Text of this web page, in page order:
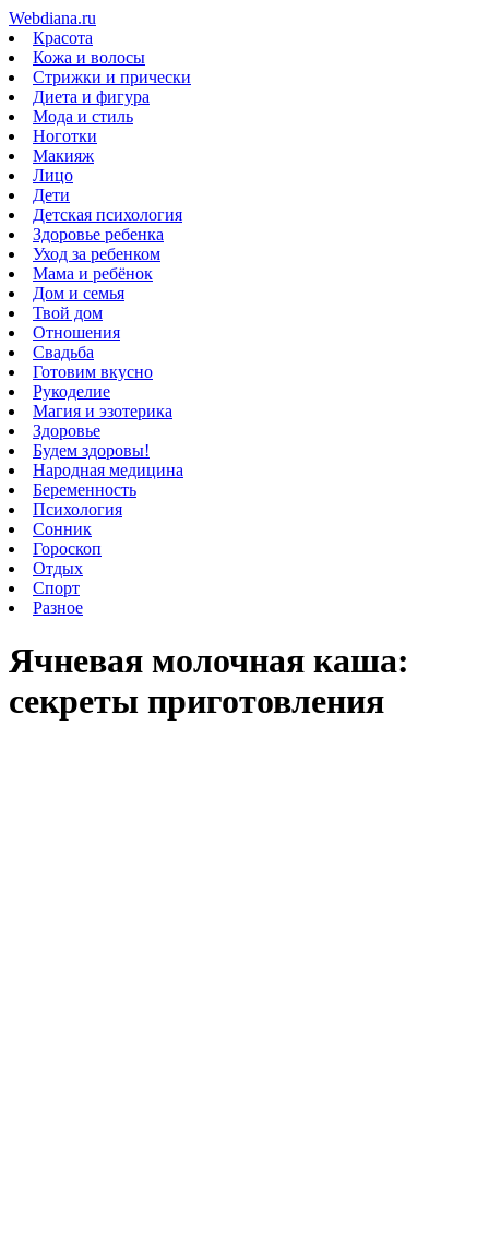
Webdiana.ru
Красота
Кожа и волосы
Стрижки и прически
Диета и фигура
Мода и стиль
Ноготки
Макияж
Лицо
Дети
Детская психология
Здоровье ребенка
Уход за ребенком
Мама и ребёнок
Дом и семья
Твой дом
Отношения
Свадьба
Готовим вкусно
Рукоделие
Магия и эзотерика
Здоровье
Будем здоровы!
Народная медицина
Беременность
Психология
Сонник
Гороскоп
Отдых
Спорт
Разное
Ячневая молочная каша:
секреты приготовления